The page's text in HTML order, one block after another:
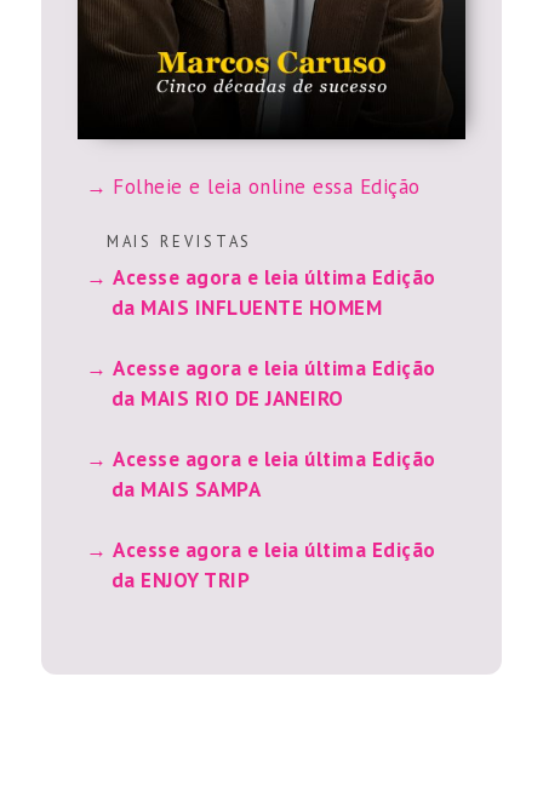
Folheie e leia online essa Edição
M A I S R E V I S T A S
Acesse agora e leia última Edição
da MAIS INFLUENTE HOMEM
Acesse agora e leia última Edição
da MAIS RIO DE JANEIRO
Acesse agora e leia última Edição
da MAIS SAMPA
Acesse agora e leia última Edição
da ENJOY TRIP